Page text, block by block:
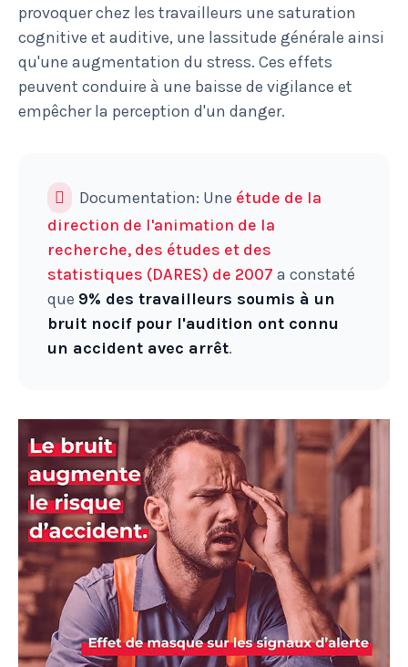
provoquer chez les travailleurs une saturation
cognitive et auditive, une lassitude générale ainsi
qu'une augmentation du stress. Ces effets
peuvent conduire à une baisse de vigilance et
empêcher la perception d'un danger.
Documentation: Une étude de la
direction de l'animation de la
recherche, des études et des
statistiques (DARES) de 2007 a constaté
que 9% des travailleurs soumis à un
bruit nocif pour l'audition ont connu
un accident avec arrêt.